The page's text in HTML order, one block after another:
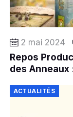
2 mai 2024
Repos
des Anneaux
ACTUALITÉS